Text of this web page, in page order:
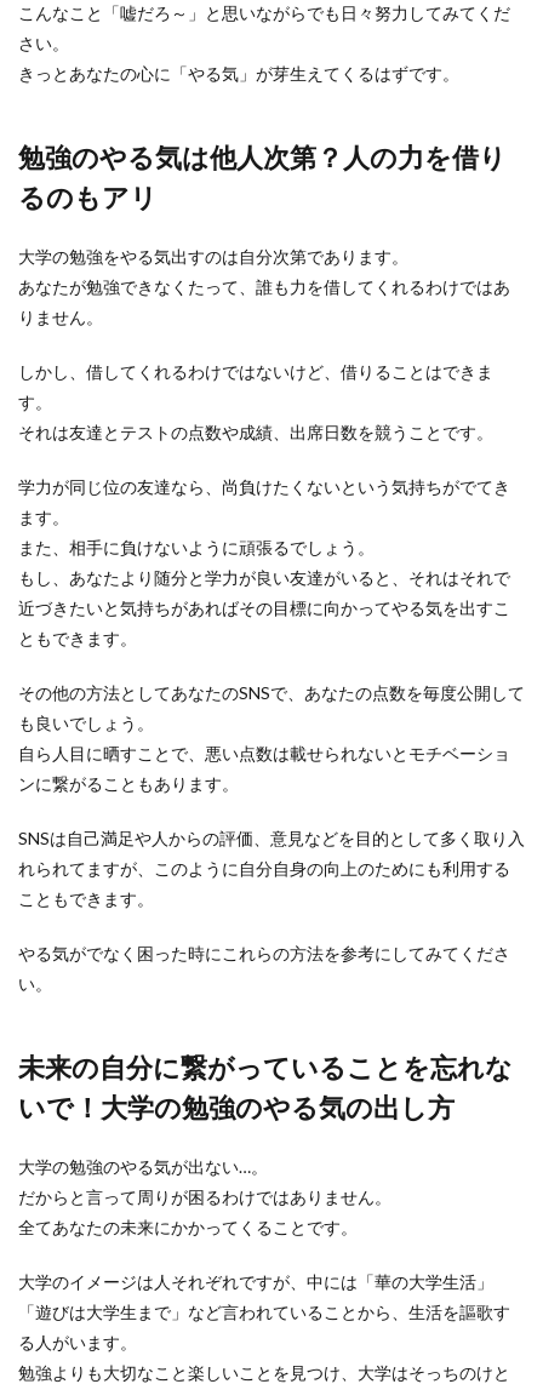
こんなこと「嘘だろ～」と思いながらでも日々努力してみてくだ
さい。
きっとあなたの心に「やる気」が芽生えてくるはずです。
勉強のやる気は他人次第？人の力を借り
るのもアリ
大学の勉強をやる気出すのは自分次第であります。
あなたが勉強できなくたって、誰も力を借してくれるわけではあ
りません。
しかし、借してくれるわけではないけど、借りることはできま
す。
それは友達とテストの点数や成績、出席日数を競うことです。
学力が同じ位の友達なら、尚負けたくないという気持ちがでてき
ます。
また、相手に負けないように頑張るでしょう。
もし、あなたより随分と学力が良い友達がいると、それはそれで
近づきたいと気持ちがあればその目標に向かってやる気を出すこ
ともできます。
その他の方法としてあなたのSNSで、あなたの点数を毎度公開して
も良いでしょう。
自ら人目に晒すことで、悪い点数は載せられないとモチベーショ
ンに繋がることもあります。
SNSは自己満足や人からの評価、意見などを目的として多く取り入
れられてますが、このように自分自身の向上のためにも利用する
こともできます。
やる気がでなく困った時にこれらの方法を参考にしてみてくださ
い。
未来の自分に繋がっていることを忘れな
いで！大学の勉強のやる気の出し方
大学の勉強のやる気が出ない…。
だからと言って周りが困るわけではありません。
全てあなたの未来にかかってくることです。
大学のイメージは人それぞれですが、中には「華の大学生活」
「遊びは大学生まで」など言われていることから、生活を謳歌す
る人がいます。
勉強よりも大切なこと楽しいことを見つけ、大学はそっちのけと